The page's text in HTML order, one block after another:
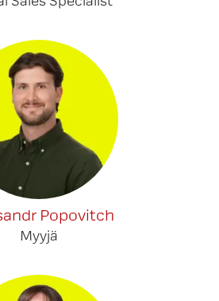
Popovitch
Myyjä